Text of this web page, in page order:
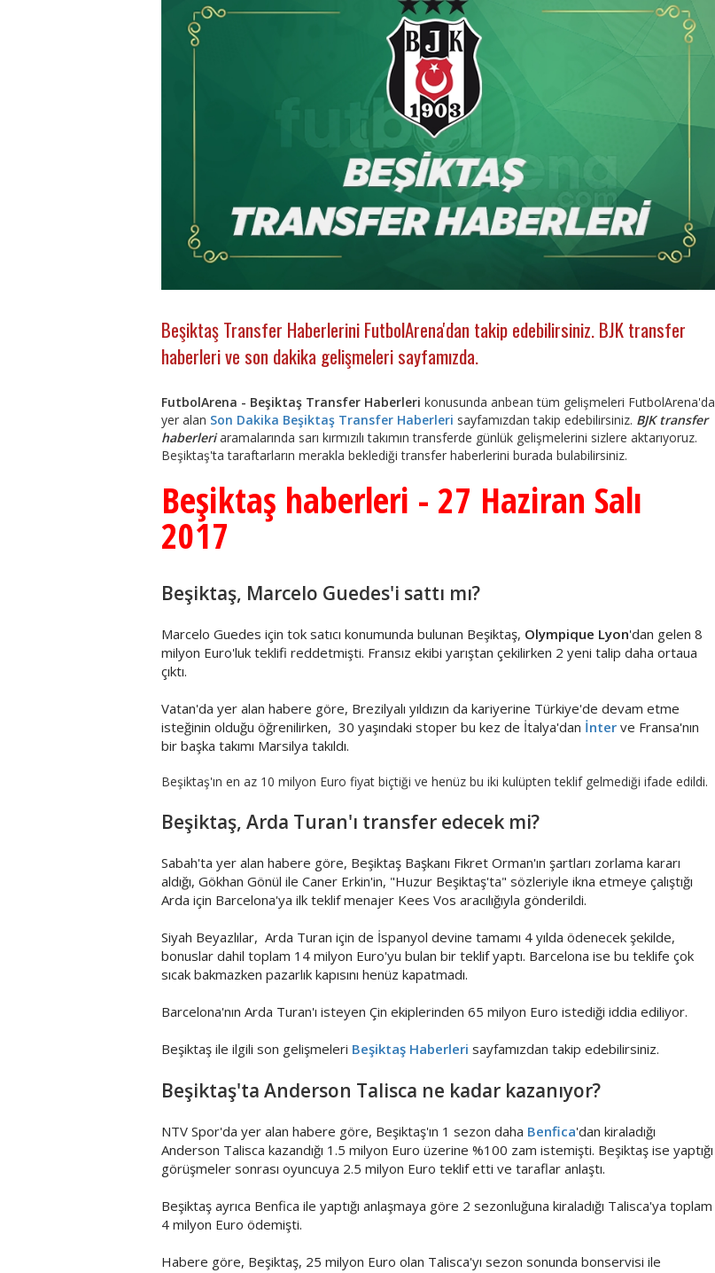
Beşiktaş Transfer Haberlerini FutbolArena'dan takip edebilirsiniz. BJK transfer
haberleri ve son dakika gelişmeleri sayfamızda.
FutbolArena - Beşiktaş Transfer Haberleri konusunda anbean tüm gelişmeleri FutbolArena'da
yer alan Son Dakika Beşiktaş Transfer Haberleri sayfamızdan takip edebilirsiniz. BJK transfer
haberleriaramalarında sarı kırmızılı takımın transferde günlük gelişmelerini sizlere aktarıyoruz.
Beşiktaş'ta taraftarların merakla beklediği transfer haberlerini burada bulabilirsiniz.
Beşiktaş haberleri - 27 Haziran Salı
2017
Beşiktaş, Marcelo Guedes'i sattı mı?
Marcelo Guedes için tok satıcı konumunda bulunan Beşiktaş, Olympique Lyon'dan gelen 8
milyon Euro'luk teklifi reddetmişti. Fransız ekibi yarıştan çekilirken 2 yeni talip daha ortaua
çıktı.
Vatan'da yer alan habere göre, Brezilyalı yıldızın da kariyerine Türkiye'de devam etme
isteğinin olduğu öğrenilirken, 30 yaşındaki stoper bu kez de İtalya'dan İnter ve Fransa'nın
bir başka takımı Marsilya takıldı.
Beşiktaş'ın en az 10 milyon Euro fiyat biçtiği ve henüz bu iki kulüpten teklif gelmediği ifade edildi.
Beşiktaş, Arda Turan'ı transfer edecek mi?
Sabah'ta yer alan habere göre, Beşiktaş Başkanı Fikret Orman'ın şartları zorlama kararı
aldığı, Gökhan Gönül ile Caner Erkin'in, "Huzur Beşiktaş'ta" sözleriyle ikna etmeye çalıştığı
Arda için Barcelona'ya ilk teklif menajer Kees Vos aracılığıyla gönderildi.
Siyah Beyazlılar, Arda Turan için de İspanyol devine tamamı 4 yılda ödenecek şekilde,
bonuslar dahil toplam 14 milyon Euro'yu bulan bir teklif yaptı. Barcelona ise bu teklife çok
sıcak bakmazken pazarlık kapısını henüz kapatmadı.
Barcelona'nın Arda Turan'ı isteyen Çin ekiplerinden 65 milyon Euro istediği iddia ediliyor.
Beşiktaş ile ilgili son gelişmeleri Beşiktaş Haberleri sayfamızdan takip edebilirsiniz.
Beşiktaş'ta Anderson Talisca ne kadar kazanıyor?
NTV Spor'da yer alan habere göre, Beşiktaş'ın 1 sezon daha Benfica'dan kiraladığı
Anderson Talisca kazandığı 1.5 milyon Euro üzerine %100 zam istemişti. Beşiktaş ise yaptığı
görüşmeler sonrası oyuncuya 2.5 milyon Euro teklif etti ve taraflar anlaştı.
Beşiktaş ayrıca Benfica ile yaptığı anlaşmaya göre 2 sezonluğuna kiraladığı Talisca'ya toplam
4 milyon Euro ödemişti.
Habere göre, Beşiktaş, 25 milyon Euro olan Talisca'yı sezon sonunda bonservisi ile